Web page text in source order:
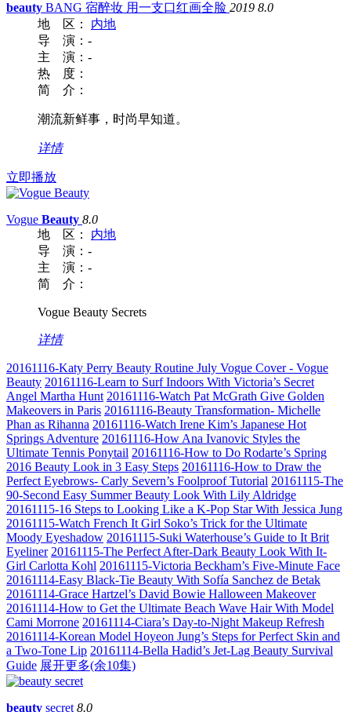
beauty BANG 宿醉妆 用一支口红画全脸 2019 8.0
地 区：
内地
导 演： -
主 演： -
热 度：
简 介：
潮流新鲜事，时尚早知道。
详情
立即播放
Vogue Beauty 8.0
地 区：
内地
导 演： -
主 演： -
简 介：
Vogue Beauty Secrets
详情
20161116-Katy Perry Beauty Routine July Vogue Cover - Vogue
Beauty 20161116-Learn to Surf Indoors With Victoria’s Secret
Angel Martha Hunt 20161116-Watch Pat McGrath Give Golden
Makeovers in Paris 20161116-Beauty Transformation- Michelle
Phan as Rihanna 20161116-Watch Irene Kim’s Japanese Hot
Springs Adventure 20161116-How Ana Ivanovic Styles the
Ultimate Tennis Ponytail 20161116-How to Do Rodarte’s Spring
2016 Beauty Look in 3 Easy Steps 20161116-How to Draw the
Perfect Eyebrows- Carly Severn’s Foolproof Tutorial 20161115-The
90-Second Easy Summer Beauty Look With Lily Aldridge
20161115-16 Steps to Looking Like a K-Pop Star With Jessica Jung
20161115-Watch French It Girl Soko’s Trick for the Ultimate
Moody Eyeshadow 20161115-Suki Waterhouse’s Guide to It Brit
Eyeliner 20161115-The Perfect After-Dark Beauty Look With It-
Girl Carlotta Kohl 20161115-Victoria Beckham’s Five-Minute Face
20161114-Easy Black-Tie Beauty With Sofía Sanchez de Betak
20161114-Grace Hartzel’s David Bowie Halloween Makeover
20161114-How to Get the Ultimate Beach Wave Hair With Model
Cami Morrone 20161114-Ciara’s Day-to-Night Makeup Refresh
20161114-Korean Model Hoyeon Jung’s Steps for Perfect Skin and
a Two-Tone Lip 20161114-Bella Hadid’s Jet-Lag Beauty Survival
Guide 展开更多(余10集)
beauty secret 8.0